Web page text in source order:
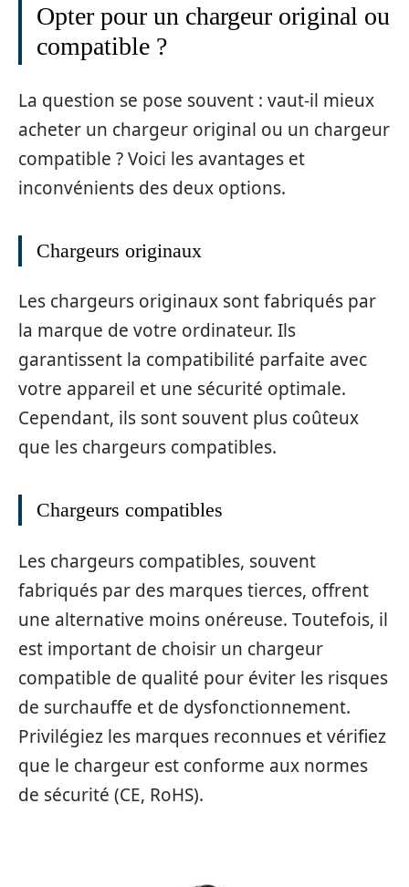
Opter pour un chargeur original ou
compatible ?
La question se pose souvent : vaut-il mieux
acheter un chargeur original ou un chargeur
compatible ? Voici les avantages et
inconvénients des deux options.
Chargeurs originaux
Les chargeurs originaux sont fabriqués par
la marque de votre ordinateur. Ils
garantissent la compatibilité parfaite avec
votre appareil et une sécurité optimale.
Cependant, ils sont souvent plus coûteux
que les chargeurs compatibles.
Chargeurs compatibles
Les chargeurs compatibles, souvent
fabriqués par des marques tierces, offrent
une alternative moins onéreuse. Toutefois, il
est important de choisir un chargeur
compatible de qualité pour éviter les risques
de surchauffe et de dysfonctionnement.
Privilégiez les marques reconnues et vérifiez
que le chargeur est conforme aux normes
de sécurité (CE, RoHS).